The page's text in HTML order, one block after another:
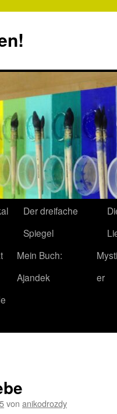
Der dreifache
Spiegel
Mein Buch:
Ajandek
er
von anikodrozdy